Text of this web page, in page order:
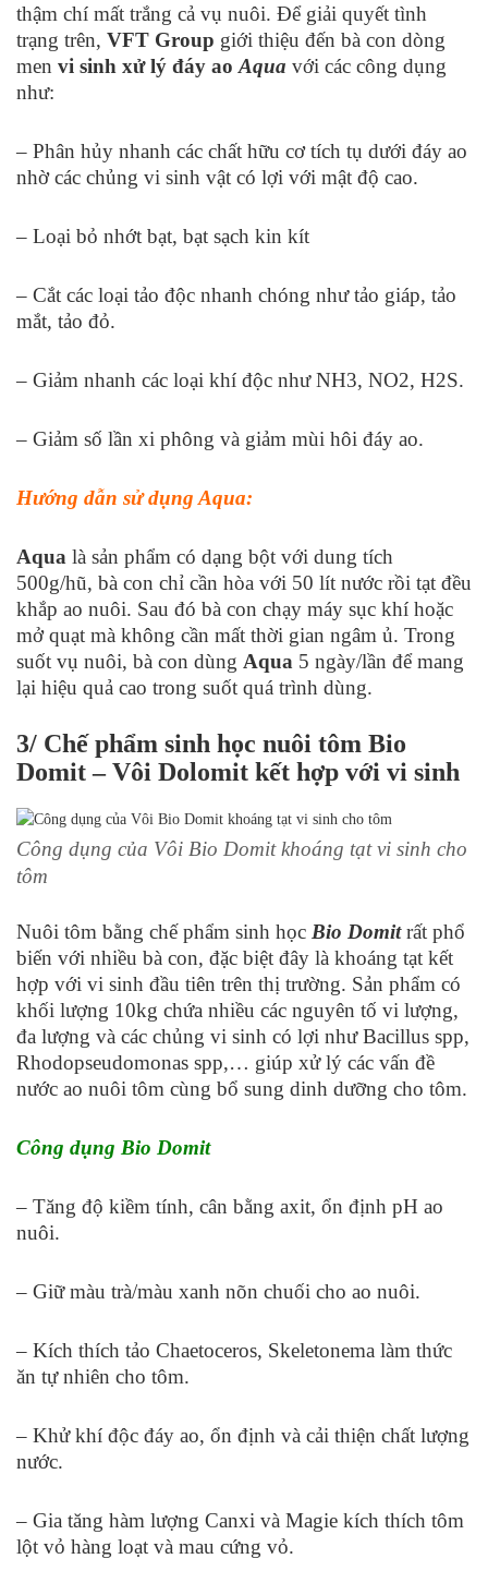
thậm chí mất trắng cả vụ nuôi. Để giải quyết tình
trạng trên, VFT Group giới thiệu đến bà con dòng
men vi sinh xử lý đáy ao Aqua với các công dụng
như:
– Phân hủy nhanh các chất hữu cơ tích tụ dưới đáy ao
nhờ các chủng vi sinh vật có lợi với mật độ cao.
– Loại bỏ nhớt bạt, bạt sạch kin kít
– Cắt các loại tảo độc nhanh chóng như tảo giáp, tảo
mắt, tảo đỏ.
– Giảm nhanh các loại khí độc như NH3, NO2, H2S.
– Giảm số lần xi phông và giảm mùi hôi đáy ao.
Hướng dẫn sử dụng Aqua:
Aqua là sản phẩm có dạng bột với dung tích
500g/hũ, bà con chỉ cần hòa với 50 lít nước rồi tạt đều
khắp ao nuôi. Sau đó bà con chạy máy sục khí hoặc
mở quạt mà không cần mất thời gian ngâm ủ. Trong
suốt vụ nuôi, bà con dùng Aqua 5 ngày/lần để mang
lại hiệu quả cao trong suốt quá trình dùng.
3/ Chế phẩm sinh học nuôi tôm Bio
Domit – Vôi Dolomit kết hợp với vi sinh
Công dụng của Vôi Bio Domit khoáng tạt vi sinh cho
tôm
Nuôi tôm bằng chế phẩm sinh học Bio Domitrất phổ
biến với nhiều bà con, đặc biệt đây là khoáng tạt kết
hợp với vi sinh đầu tiên trên thị trường. Sản phẩm có
khối lượng 10kg chứa nhiều các nguyên tố vi lượng,
đa lượng và các chủng vi sinh có lợi như Bacillus spp,
Rhodopseudomonas spp,… giúp xử lý các vấn đề
nước ao nuôi tôm cùng bổ sung dinh dưỡng cho tôm.
Công dụng Bio Domit
– Tăng độ kiềm tính, cân bằng axit, ổn định pH ao
nuôi.
– Giữ màu trà/màu xanh nõn chuối cho ao nuôi.
– Kích thích tảo Chaetoceros, Skeletonema làm thức
ăn tự nhiên cho tôm.
– Khử khí độc đáy ao, ổn định và cải thiện chất lượng
nước.
– Gia tăng hàm lượng Canxi và Magie kích thích tôm
lột vỏ hàng loạt và mau cứng vỏ.